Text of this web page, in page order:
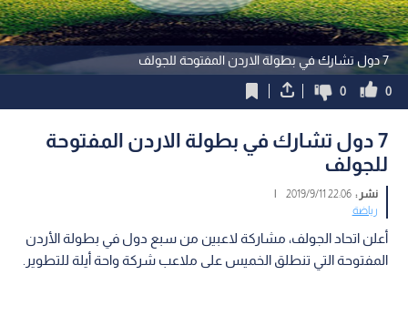
7 دول تشارك في بطولة الاردن المفتوحة للجولف
0
0
7 دول تشارك في بطولة الاردن المفتوحة
للجولف
نشر :22:06 2019/9/11
|
رياضة
أعلن اتحاد الجولف، مشاركة لاعبين من سبع دول في بطولة الأردن
المفتوحة التي تنطلق الخميس على ملاعب شركة واحة أيلة للتطوير.